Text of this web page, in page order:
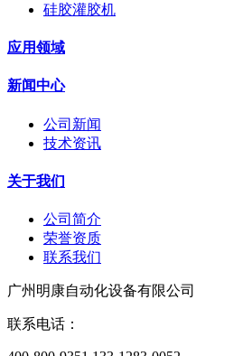
硅胶灌胶机
应用领域
新闻中心
公司新闻
技术资讯
关于我们
公司简介
荣誉资质
联系我们
广州明康自动化设备有限公司
联系电话：